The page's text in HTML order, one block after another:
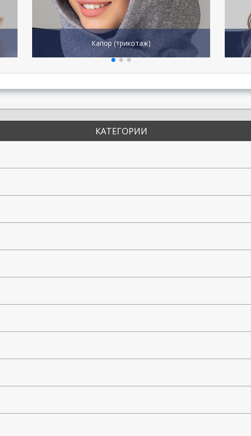
Капор (трикотаж)
КАТЕГОРИИ